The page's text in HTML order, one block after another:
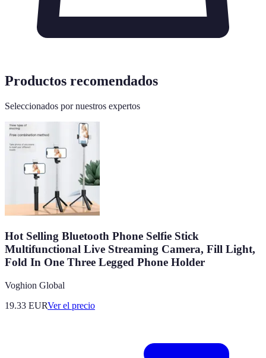
Productos recomendados
Seleccionados por nuestros expertos
Hot Selling Bluetooth Phone Selfie Stick
Multifunctional Live Streaming Camera, Fill Light,
Fold In One Three Legged Phone Holder
Voghion Global
19.33 EURVer el precio